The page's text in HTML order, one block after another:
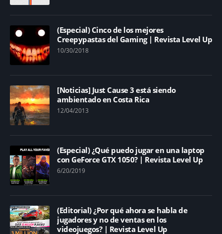
(Especial) Cinco de los mejores
Creepypastas del Gaming | Revista Level Up
10/30/2018
[Noticias] Just Cause 3 está siendo
ambientado en Costa Rica
12/04/2013
(Especial) ¿Qué puedo jugar en una laptop
con GeForce GTX 1050? | Revista Level Up
6/20/2019
(Editorial) ¿Por qué ahora se habla de
jugadores y no de ventas en los
videojuegos? | Revista Level Up